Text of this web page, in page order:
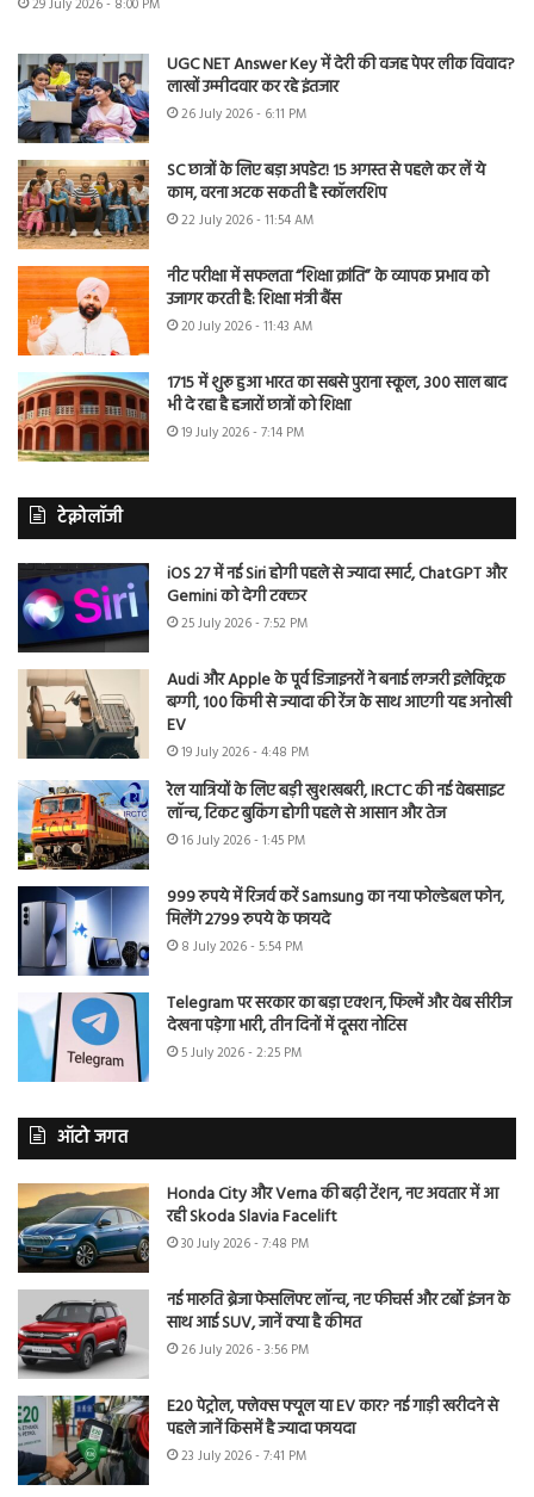
29 July 2026 - 8:00 PM
UGC NET Answer Key में देरी की वजह पेपर लीक विवाद?
लाखों उम्मीदवार कर रहे इंतजार
26 July 2026 - 6:11 PM
SC छात्रों के लिए बड़ा अपडेट! 15 अगस्त से पहले कर लें ये
काम, वरना अटक सकती है स्कॉलरशिप
22 July 2026 - 11:54 AM
नीट परीक्षा में सफलता “शिक्षा क्रांति” के व्यापक प्रभाव को
उजागर करती है: शिक्षा मंत्री बैंस
20 July 2026 - 11:43 AM
1715 में शुरू हुआ भारत का सबसे पुराना स्कूल, 300 साल बाद
भी दे रहा है हजारों छात्रों को शिक्षा
19 July 2026 - 7:14 PM
टेक्नोलॉजी
iOS 27 में नई Siri होगी पहले से ज्यादा स्मार्ट, ChatGPT और
Gemini को देगी टक्कर
25 July 2026 - 7:52 PM
Audi और Apple के पूर्व डिजाइनरों ने बनाई लग्जरी इलेक्ट्रिक
बग्गी, 100 किमी से ज्यादा की रेंज के साथ आएगी यह अनोखी
EV
19 July 2026 - 4:48 PM
रेल यात्रियों के लिए बड़ी खुशखबरी, IRCTC की नई वेबसाइट
लॉन्च, टिकट बुकिंग होगी पहले से आसान और तेज
16 July 2026 - 1:45 PM
999 रुपये में रिजर्व करें Samsung का नया फोल्डेबल फोन,
मिलेंगे 2799 रुपये के फायदे
8 July 2026 - 5:54 PM
Telegram पर सरकार का बड़ा एक्शन, फिल्में और वेब सीरीज
देखना पड़ेगा भारी, तीन दिनों में दूसरा नोटिस
5 July 2026 - 2:25 PM
ऑटो जगत
Honda City और Verna की बढ़ी टेंशन, नए अवतार में आ
रही Skoda Slavia Facelift
30 July 2026 - 7:48 PM
नई मारुति ब्रेजा फेसलिफ्ट लॉन्च, नए फीचर्स और टर्बो इंजन के
साथ आई SUV, जानें क्या है कीमत
26 July 2026 - 3:56 PM
E20 पेट्रोल, फ्लेक्स फ्यूल या EV कार? नई गाड़ी खरीदने से
पहले जानें किसमें है ज्यादा फायदा
23 July 2026 - 7:41 PM